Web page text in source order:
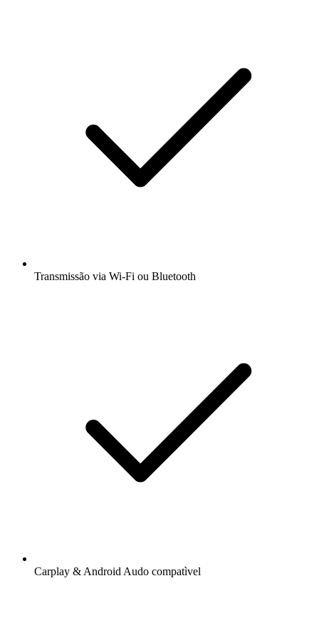
Transmissão via Wi-Fi ou Bluetooth
Carplay & Android Audo compatìvel